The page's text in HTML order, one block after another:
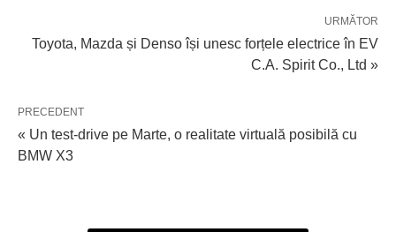
URMĂTOR
Toyota, Mazda și Denso își unesc forțele electrice în EV
C.A. Spirit Co., Ltd »
PRECEDENT
« Un test-drive pe Marte, o realitate virtuală posibilă cu
BMW X3